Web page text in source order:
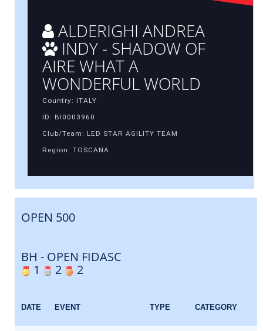
ALDERIGHI ANDREA
INDY - SHADOW OF
AIRE WHAT A
WONDERFUL WORLD
Country: ITALY
ID: BI0003960
Club/Team: LED STAR AGILITY TEAM
Region: TOSCANA
OPEN 500
BH - OPEN FIDASC
1
2 2
DATE EVENT TYPE CATEGORY